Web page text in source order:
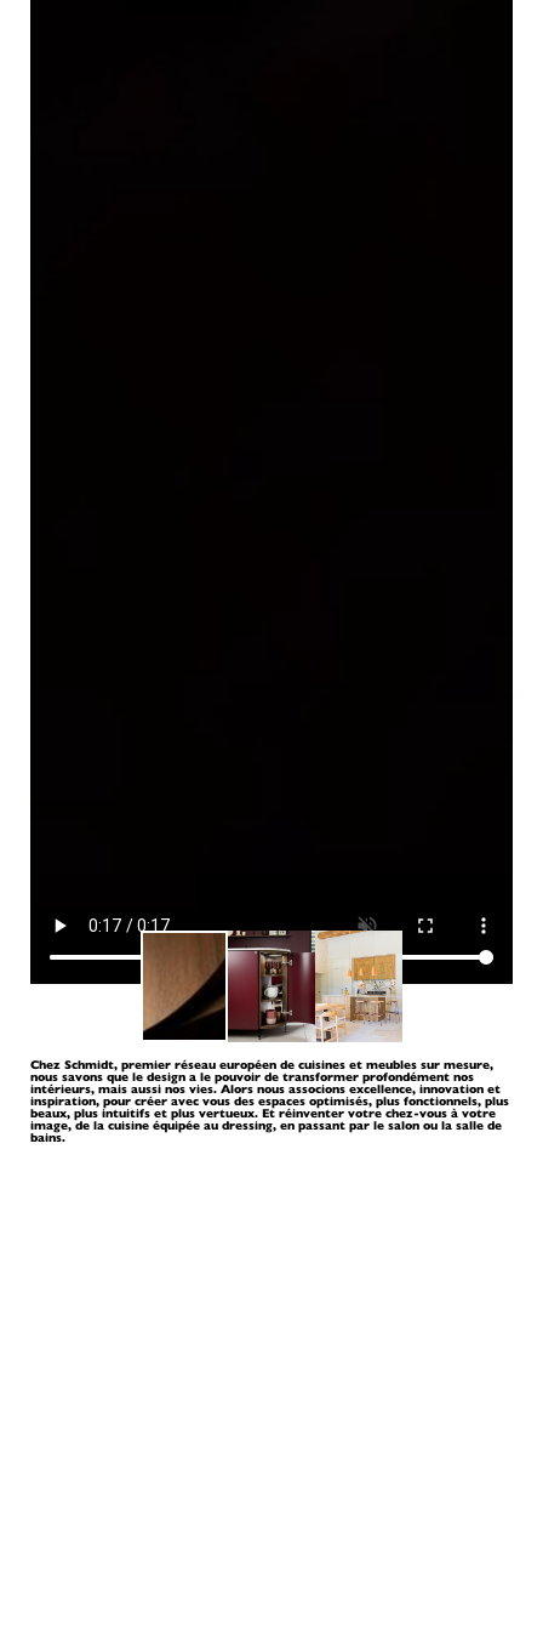
Chez Schmidt, premier réseau européen de cuisines et meubles sur mesure,
nous savons que le design a le pouvoir de transformer profondément nos
intérieurs, mais aussi nos vies. Alors nous associons excellence, innovation et
inspiration, pour créer avec vous des espaces optimisés, plus fonctionnels, plus
beaux, plus intuitifs et plus vertueux. Et réinventer votre chez-vous à votre
image, de la cuisine équipée au dressing, en passant par le salon ou la salle de
bains.